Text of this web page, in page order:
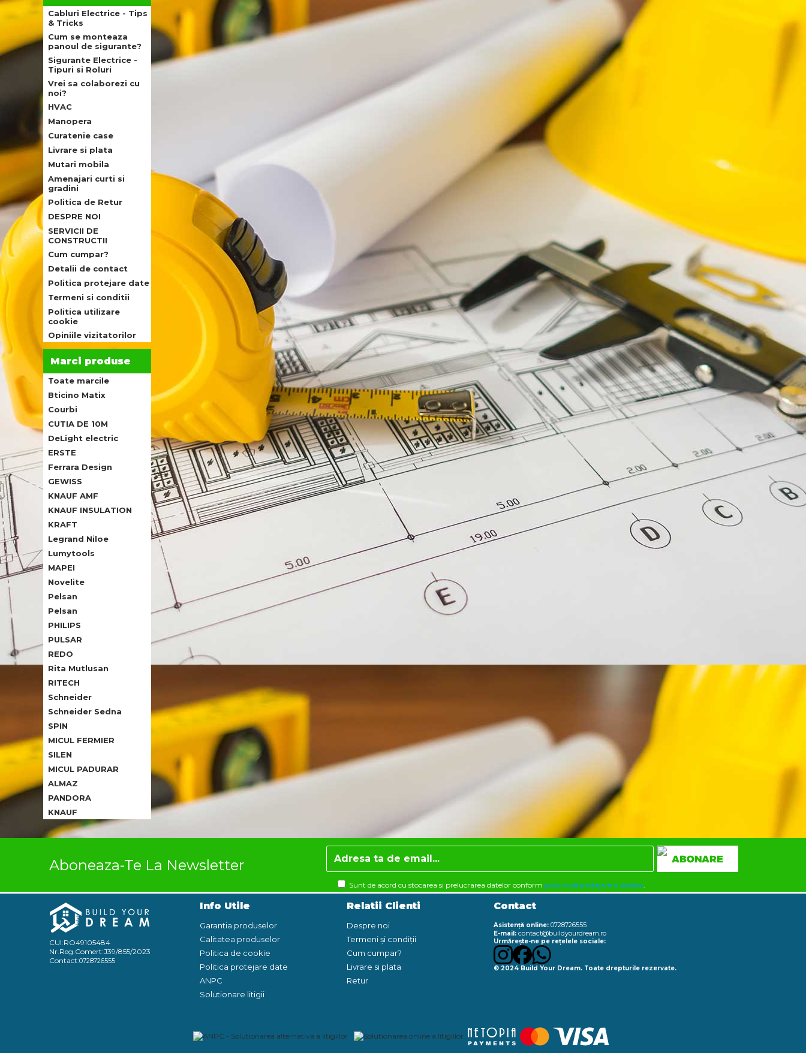
Cabluri Electrice - Tips
& Tricks
Cum se monteaza
panoul de sigurante?
Sigurante Electrice -
Tipuri si Roluri
Vrei sa colaborezi cu
noi?
HVAC
Manopera
Curatenie case
Livrare si plata
Mutari mobila
Amenajari curti si
gradini
Politica de Retur
DESPRE NOI
SERVICII DE
CONSTRUCTII
Cum cumpar?
Detalii de contact
Politica protejare date
Termeni si conditii
Politica utilizare
cookie
Opiniile vizitatorilor
Marci produse
Toate marcile
Bticino Matix
Courbi
CUTIA DE 10M
DeLight electric
ERSTE
Ferrara Design
GEWISS
KNAUF AMF
KNAUF INSULATION
KRAFT
Legrand Niloe
Lumytools
MAPEI
Novelite
Pelsan
Pelsan
PHILIPS
PULSAR
REDO
Rita Mutlusan
RITECH
Schneider
Schneider Sedna
SPIN
MICUL FERMIER
SILEN
MICUL PADURAR
ALMAZ
PANDORA
KNAUF
Aboneaza-Te La Newsletter
Sunt de acord cu stocarea si prelucrarea datelor conform politicii de protejare a datelor.
CUI:RO49105484
Nr.Reg.Comert:J39/855/2023
Contact:0728726555
Info Utile
Garantia produselor
Calitatea produselor
Politica de cookie
Politica protejare date
ANPC
Solutionare litigii
Relatii Clienti
Despre noi
Termeni și condiții
Cum cumpar?
Livrare si plata
Retur
Contact
Asistență online: 0728726555
E-mail: contact@buildyourdream.ro
Urmărește-ne pe rețelele sociale:
© 2024 Build Your Dream. Toate drepturile rezervate.